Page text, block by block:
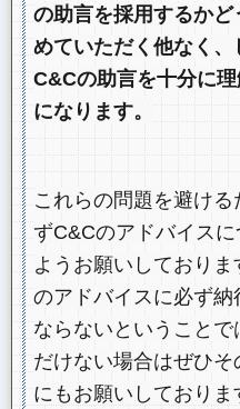
の助言を採用するか
めていただく他なく
C&Cの助言を十分に
になります。
これらの問題を避け
ずC&Cのアドバイス
ようお願いしており
のアドバイスに必ず
ならないということ
だけない場合はぜひ
にもお願いしておりま